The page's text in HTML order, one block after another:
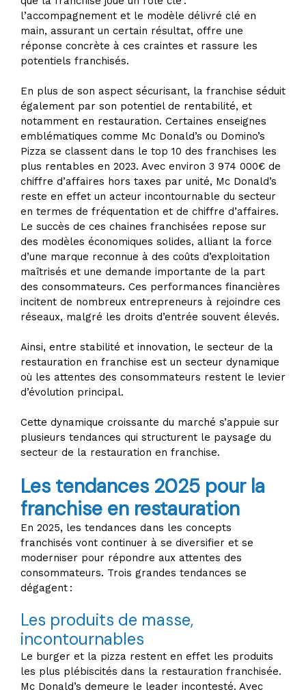
l’accompagnement et le modèle délivré clé en
main, assurant un certain résultat, offre une
réponse concrète à ces craintes et rassure les
potentiels franchisés.
En plus de son aspect sécurisant, la franchise séduit
également par son potentiel de rentabilité, et
notamment en restauration. Certaines enseignes
emblématiques comme Mc Donald’s ou Domino’s
Pizza se classent dans le top 10 des franchises les
plus rentables en 2023. Avec environ 3 974 000€ de
chiffre d’affaires hors taxes par unité, Mc Donald’s
reste en effet un acteur incontournable du secteur
en termes de fréquentation et de chiffre d’affaires.
Le succès de ces chaines franchisées repose sur
des modèles économiques solides, alliant la force
d’une marque reconnue à des coûts d’exploitation
maîtrisés et une demande importante de la part
des consommateurs. Ces performances financières
incitent de nombreux entrepreneurs à rejoindre ces
réseaux, malgré les droits d’entrée souvent élevés.
Ainsi, entre stabilité et innovation, le secteur de la
restauration en franchise est un secteur dynamique
où les attentes des consommateurs restent le levier
d’évolution principal.
Cette dynamique croissante du marché s’appuie sur
plusieurs tendances qui structurent le paysage du
secteur de la restauration en franchise.
Les tendances 2025 pour la
franchise en restauration
En 2025, les tendances dans les concepts
franchisés vont continuer à se diversifier et se
moderniser pour répondre aux attentes des
consommateurs. Trois grandes tendances se
dégagent :
Les produits de masse,
incontournables
Le burger et la pizza restent en effet les produits
les plus plébiscités dans la restauration franchisée.
Mc Donald’s demeure le leader incontesté. Avec